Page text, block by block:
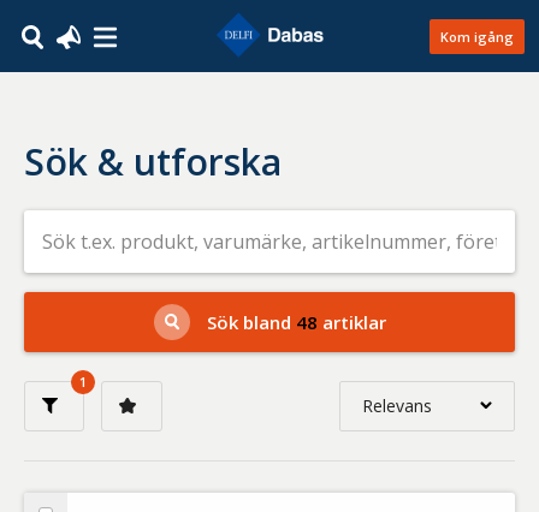
Kom igång
Sök & utforska
Sök
efter
livsmedel
på
t.ex.
produkt,
varumärke,
artikelnummer,
Sök bland 48 artiklar
1
Relevans